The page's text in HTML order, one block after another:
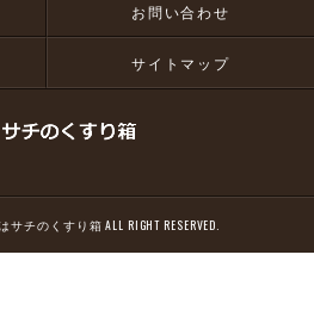
お問い合わせ
サイトマップ
チのくすり箱 ALL RIGHT RESERVED.